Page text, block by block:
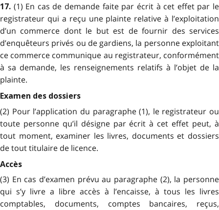
17. (1) En cas de demande faite par écrit à cet effet par le
registrateur qui a reçu une plainte relative à l’exploitation
d’un commerce dont le but est de fournir des services
d’enquêteurs privés ou de gardiens, la personne exploitant
ce commerce communique au registrateur, conformément
à sa demande, les renseignements relatifs à l’objet de la
plainte.
Examen des dossiers
(2) Pour l’application du paragraphe (1), le registrateur ou
toute personne qu’il désigne par écrit à cet effet peut, à
tout moment, examiner les livres, documents et dossiers
de tout titulaire de licence.
Accès
(3) En cas d’examen prévu au paragraphe (2), la personne
qui s’y livre a libre accès à l’encaisse, à tous les livres
comptables, documents, comptes bancaires, reçus,